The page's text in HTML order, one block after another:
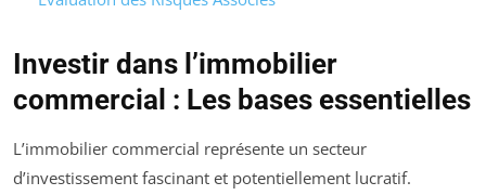
Investir dans l’immobilier
commercial : Les bases essentielles
L’immobilier commercial représente un secteur
d’investissement fascinant et potentiellement lucratif.